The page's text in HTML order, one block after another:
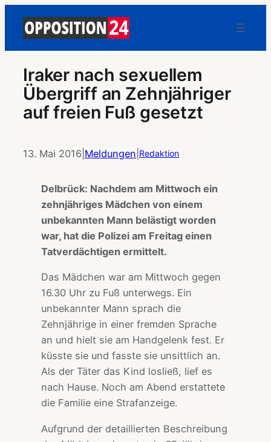
Iraker nach sexuellem
Übergriff an Zehnjähriger
auf freien Fuß gesetzt
13. Mai 2016 Meldungen Redaktion
Delbrück: Nachdem am Mittwoch ein
zehnjähriges Mädchen von einem
unbekannten Mann belästigt worden
war, hat die Polizei am Freitag einen
Tatverdächtigen ermittelt.
Das Mädchen war am Mittwoch gegen
16.30 Uhr zu Fuß unterwegs. Ein
unbekannter Mann sprach die
Zehnjährige in einer fremden Sprache
an und hielt sie am Handgelenk fest. Er
küsste sie und fasste sie unsittlich an.
Als der Täter das Kind losließ, lief es
nach Hause. Noch am Abend erstattete
die Familie eine Strafanzeige.
Aufgrund der detaillierten Beschreibung